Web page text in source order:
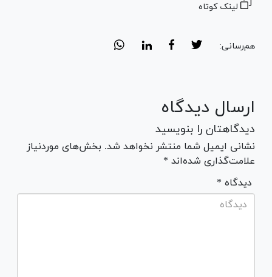
لینک کوتاه
هم‌رسانی:
ارسال دیدگاه
دیدگاهتان را بنویسید
نشانی ایمیل شما منتشر نخواهد شد. بخش‌های موردنیاز
علامت‌گذاری شده‌اند *
* دیدگاه